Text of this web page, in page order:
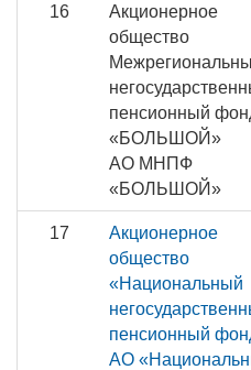
16
Акционерное
общество
пенсионный
«БОЛЬШОЙ»
АО МНПФ
«БОЛЬШОЙ»
17
Акционерное
общество
«Национальный
пенсионный
АО